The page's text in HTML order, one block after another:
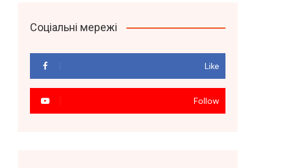
Соціальні мережі
Like
Follow